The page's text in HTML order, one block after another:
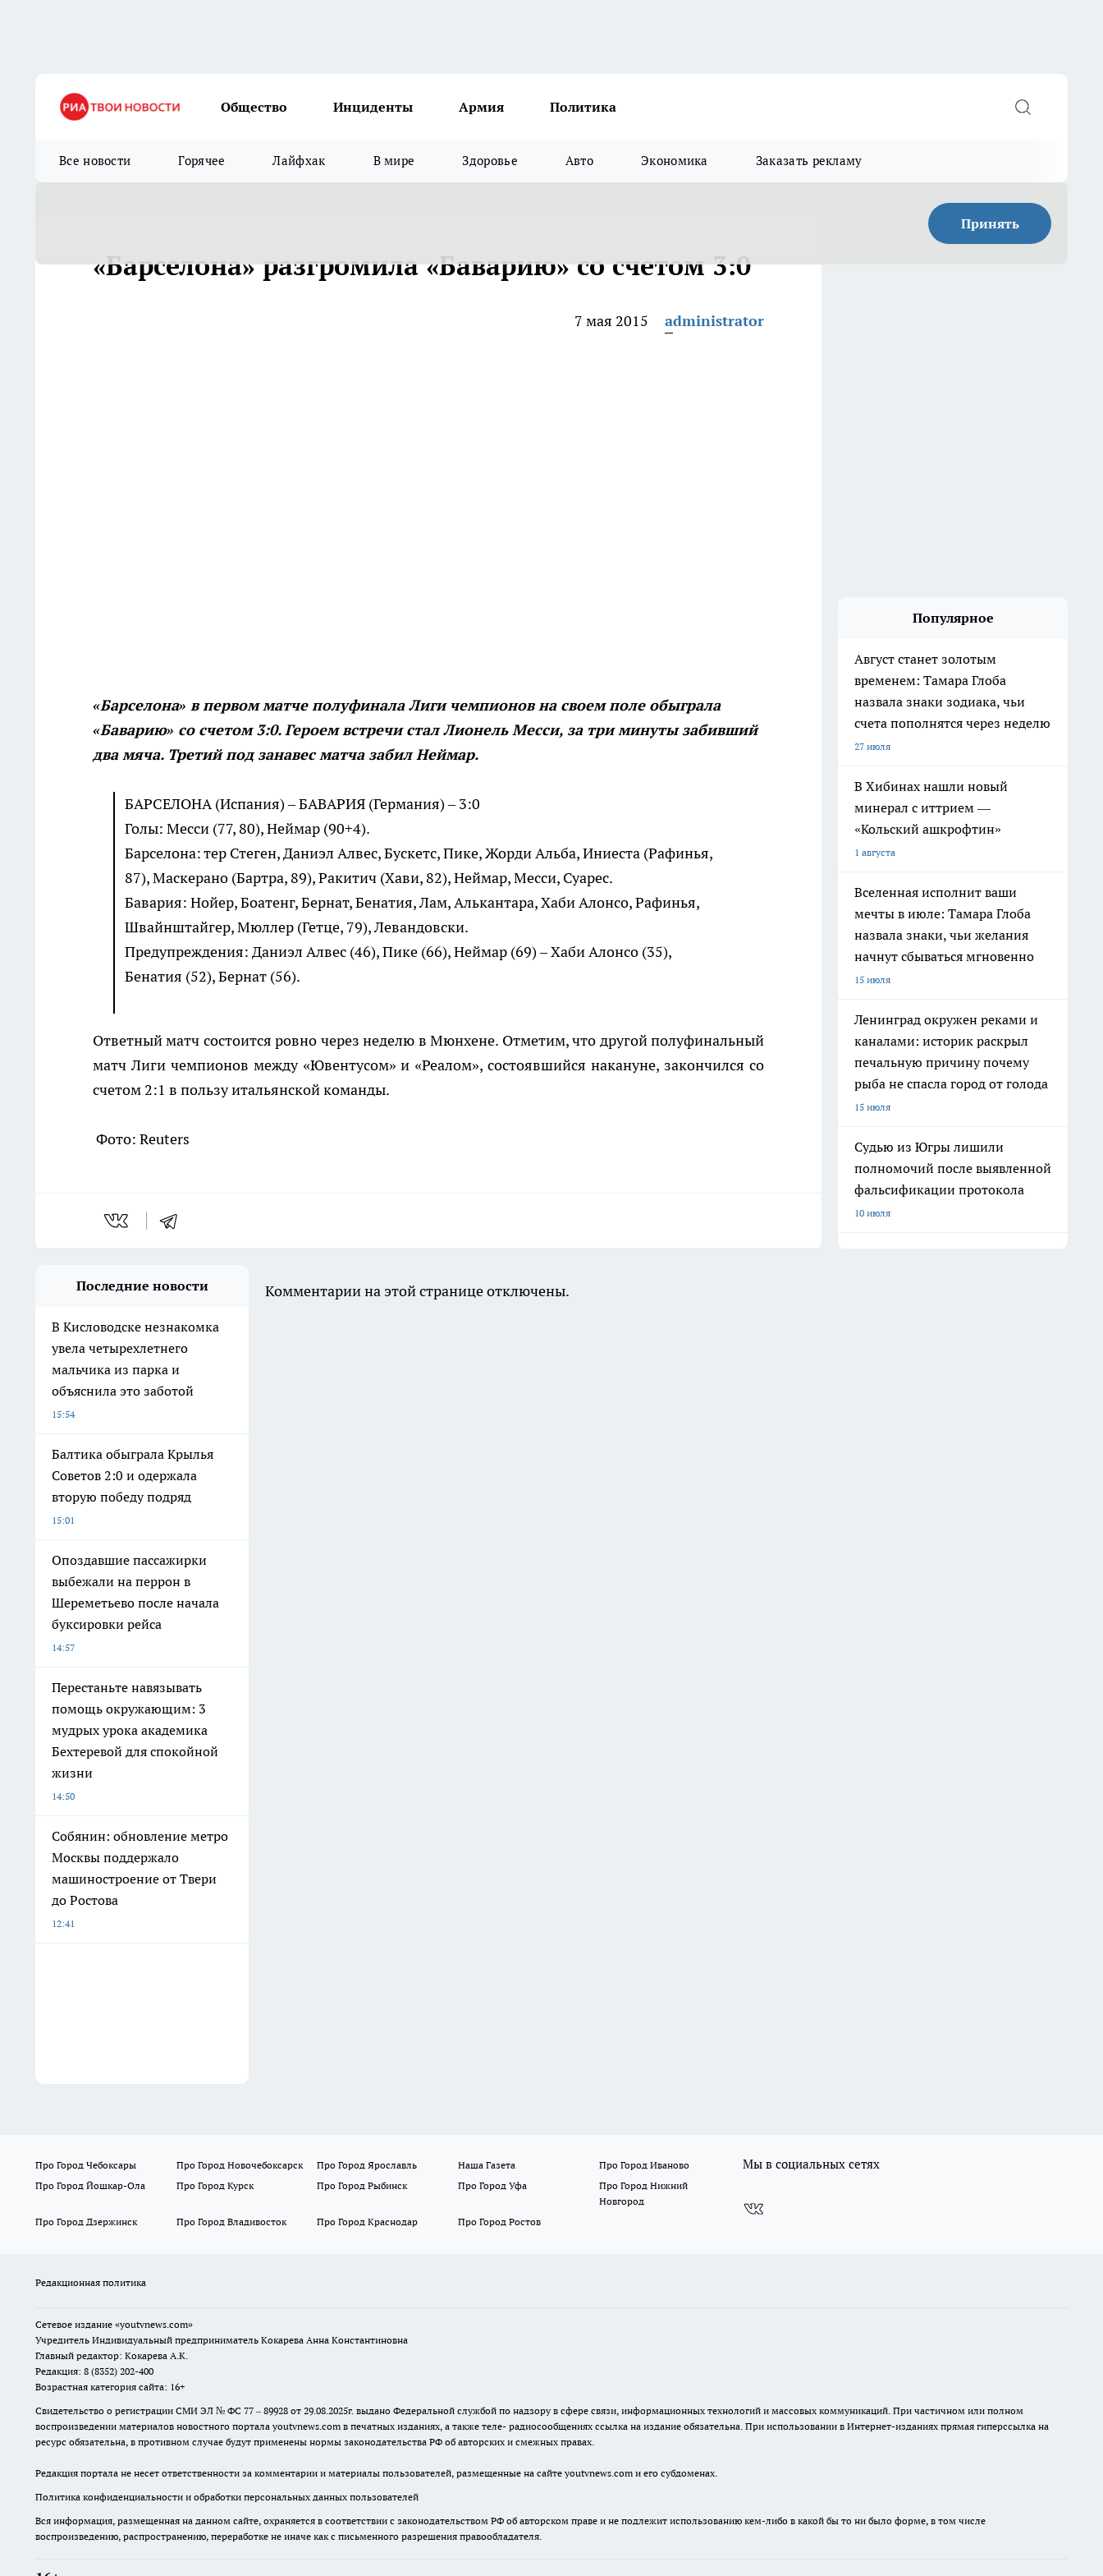
Общество Инциденты Армия Политика
Все новости Горячее Лайфхак В мире Здоровье Авто Экономика Заказать рекламу
Принять
«Барселона» разгромила «Баварию» со счетом 3:0
7 мая 2015 administrator
«Барселона» в первом матче полуфинала Лиги чемпионов на своем поле обыграла
«Баварию» со счетом 3:0. Героем встречи стал Лионель Месси, за три минуты забивший
два мяча. Третий под занавес матча забил Неймар.
БАРСЕЛОНА (Испания) – БАВАРИЯ (Германия) – 3:0
Голы: Месси (77, 80), Неймар (90+4).
Барселона: тер Стеген, Даниэл Алвес, Бускетс, Пике, Жорди Альба, Иниеста (Рафинья,
87), Маскерано (Бартра, 89), Ракитич (Хави, 82), Неймар, Месси, Суарес.
Бавария: Нойер, Боатенг, Бернат, Бенатия, Лам, Алькантара, Хаби Алонсо, Рафинья,
Швайнштайгер, Мюллер (Гетце, 79), Левандовски.
Предупреждения: Даниэл Алвес (46), Пике (66), Неймар (69) – Хаби Алонсо (35),
Бенатия (52), Бернат (56).
Ответный матч состоится ровно через неделю в Мюнхене. Отметим, что другой полуфинальный
матч Лиги чемпионов между «Ювентусом» и «Реалом», состоявшийся накануне, закончился со
счетом 2:1 в пользу итальянской команды.
Фото: Reuters
Популярное
Август станет золотым
временем: Тамара Глоба
назвала знаки зодиака, чьи
счета пополнятся через неделю
27 июля
В Хибинах нашли новый
минерал с иттрием —
«Кольский ашкрофтин»
1 августа
Вселенная исполнит ваши
мечты в июле: Тамара Глоба
назвала знаки, чьи желания
начнут сбываться мгновенно
15 июля
Ленинград окружен реками и
каналами: историк раскрыл
печальную причину почему
рыба не спасла город от голода
15 июля
Судью из Югры лишили
полномочий после выявленной
фальсификации протокола
10 июля
Последние новости
В Кисловодске незнакомка
увела четырехлетнего
мальчика из парка и
объяснила это заботой
15:54
Балтика обыграла Крылья
Советов 2:0 и одержала
вторую победу подряд
15:01
Опоздавшие пассажирки
выбежали на перрон в
Шереметьево после начала
буксировки рейса
14:57
Перестаньте навязывать
помощь окружающим: 3
мудрых урока академика
Бехтеревой для спокойной
жизни
14:50
Собянин: обновление метро
Москвы поддержало
машиностроение от Твери
до Ростова
12:41
Комментарии на этой странице отключены.
Про Город Чебоксары Про Город Новочебоксарск Про Город Ярославль Наша Газета
Про Город Иваново
Про Город Йошкар-Ола
Про Город Курск Про Город Рыбинск Про Город Уфа
Про Город Нижний
Новгород
Про Город Дзержинск
Про Город Владивосток Про Город Краснодар Про Город Ростов
Мы в социальных сетях
Редакционная политика
Сетевое издание «youtvnews.com»
Учредитель Индивидуальный предприниматель Кокарева Анна Константиновна
Главный редактор: Кокарева А.К.
Редакция: 8 (8352) 202-400
Возрастная категория сайта: 16+
Свидетельство о регистрации СМИ ЭЛ № ФС 77 – 89928 от 29.08.2025г. выдано Федеральной службой по надзору в сфере связи, информационных технологий и массовых коммуникаций. При частичном или полном
воспроизведении материалов новостного портала youtvnews.com в печатных изданиях, а также теле- радиосообщениях ссылка на издание обязательна. При использовании в Интернет-изданиях прямая гиперссылка на
ресурс обязательна, в противном случае будут применены нормы законодательства РФ об авторских и смежных правах.
Редакция портала не несет ответственности за комментарии и материалы пользователей, размещенные на сайте youtvnews.com и его субдоменах.
Политика конфиденциальности и обработки персональных данных пользователей
Вся информация, размещенная на данном сайте, охраняется в соответствии с законодательством РФ об авторском праве и не подлежит использованию кем-либо в какой бы то ни было форме, в том числе
воспроизведению, распространению, переработке не иначе как с письменного разрешения правообладателя.